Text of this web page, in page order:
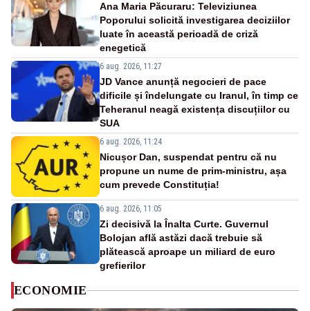
Ana Maria Păcuraru: Televiziunea
Poporului solicită investigarea deciziilor
luate în această perioadă de criză
enegetică
6 aug. 2026, 11:27
JD Vance anunță negocieri de pace
dificile și îndelungate cu Iranul, în timp ce
Teheranul neagă existența discuțiilor cu
SUA
6 aug. 2026, 11:24
Nicușor Dan, suspendat pentru că nu
propune un nume de prim-ministru, așa
cum prevede Constituția!
6 aug. 2026, 11:05
Zi decisivă la Înalta Curte. Guvernul
Bolojan află astăzi dacă trebuie să
plătească aproape un miliard de euro
grefierilor
ECONOMIE